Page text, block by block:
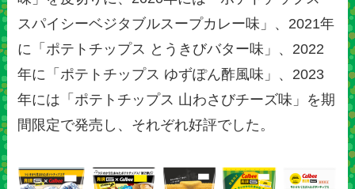
スパイシーベジタブルスープカレー味」、2021年
に「ポテトチップス とうきびバター味」、2022
年に「ポテトチップス ゆずぽん酢風味」、2023
年には「ポテトチップス 山わさびチーズ味」を期
間限定で発売し、それぞれ好評でした。